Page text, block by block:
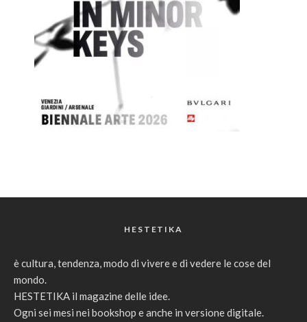
HESTETIKA
è cultura, tendenza, modo di vivere e di vedere le cose del
mondo.
HESTETIKA il magazine delle idee.
Ogni sei mesi nei bookshop e anche in versione digitale.